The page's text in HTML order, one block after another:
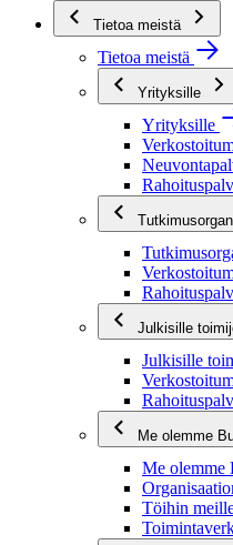
Tietoa meistä
Tietoa meistä
Yrityksille
Yrityksille
Julkisille
Julkisille
Me olemme
Me olemme
Töihin